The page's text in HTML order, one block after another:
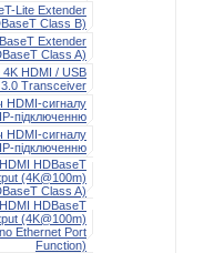
Lite Extender
Class B)
Extender
Class A)
HDMI / USB
Transceiver
HDMI-сигналу
підключенню
HDMI-сигналу
підключенню
HDBaseT
(4K@100m)
Class A)
HDBaseT
(4K@100m)
Ethernet Port
Function)